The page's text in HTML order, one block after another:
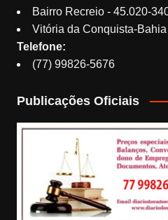
Bairro Recreio - 45.020-
Vitória da Conquista-Bahia
Telefone:
(77) 99826-5676
Publicações Oficiais